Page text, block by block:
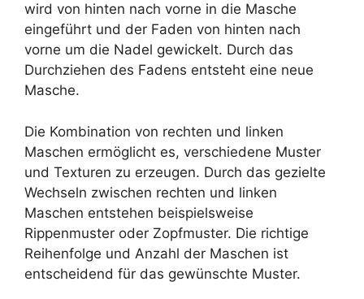
wird von hinten nach vorne in die Masche
eingeführt und der Faden von hinten nach
vorne um die Nadel gewickelt. Durch das
Durchziehen des Fadens entsteht eine neue
Masche.
Die Kombination von rechten und linken
Maschen ermöglicht es, verschiedene Muster
und Texturen zu erzeugen. Durch das gezielte
Wechseln zwischen rechten und linken
Maschen entstehen beispielsweise
Rippenmuster oder Zopfmuster. Die richtige
Reihenfolge und Anzahl der Maschen ist
entscheidend für das gewünschte Muster.